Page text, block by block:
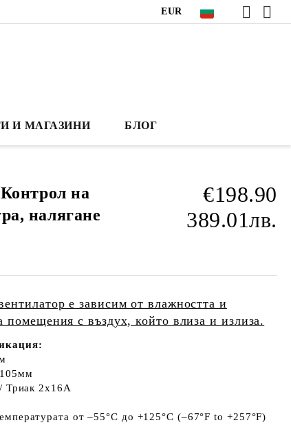
EUR
И МАГАЗИНИ БЛОГ
на
налягане
€198.90
389.01лв.
е зависим от влажността и
помещения с въздух, който влиза и излиза.
Триак 2x16A
от –55°C до +125°C (–67°F to +257°F)